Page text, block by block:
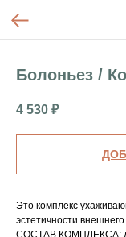
Болоньез /
4 530 ₽
Это комплекс
эстетичности